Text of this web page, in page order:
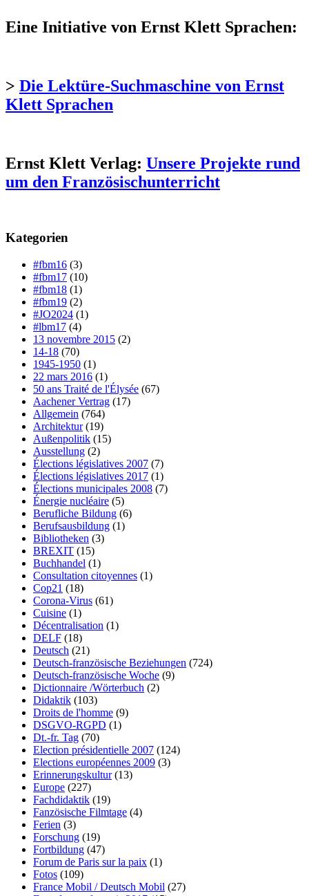
Eine Initiative von Ernst Klett Sprachen:
> Die Lektüre-Suchmaschine von Ernst
Klett Sprachen
Ernst Klett Verlag: Unsere Projekte rund
um den Französischunterricht
Kategorien
#fbm16 (3)
#fbm17 (10)
#fbm18 (1)
#fbm19 (2)
#JO2024 (1)
#lbm17 (4)
13 novembre 2015 (2)
14-18 (70)
1945-1950 (1)
22 mars 2016 (1)
50 ans Traité de l'Élysée (67)
Aachener Vertrag (17)
Allgemein (764)
Architektur(19)
Außenpolitik (15)
Ausstellung (2)
Élections législatives 2007 (7)
Élections législatives 2017 (1)
Élections municipales 2008 (7)
Énergie nucléaire (5)
Berufliche Bildung (6)
Berufsausbildung (1)
Bibliotheken (3)
BREXIT (15)
Buchhandel (1)
Consultation citoyennes (1)
Cop21 (18)
Corona-Virus (61)
Cuisine (1)
Décentralisation (1)
DELF (18)
Deutsch (21)
Deutsch-französische Beziehungen (724)
Deutsch-französische Woche (9)
Dictionnaire /Wörterbuch (2)
Didaktik (103)
Droits de l'homme (9)
DSGVO-RGPD (1)
Dt.-fr. Tag (70)
Election présidentielle 2007 (124)
Elections européennes 2009 (3)
Erinnerungskultur(13)
Europe (227)
Fachdidaktik (19)
Fanzösische Filmtage (4)
Ferien (3)
Forschung (19)
Fortbildung (47)
Forum de Paris sur la paix (1)
Fotos (109)
France Mobil / Deutsch Mobil (27)